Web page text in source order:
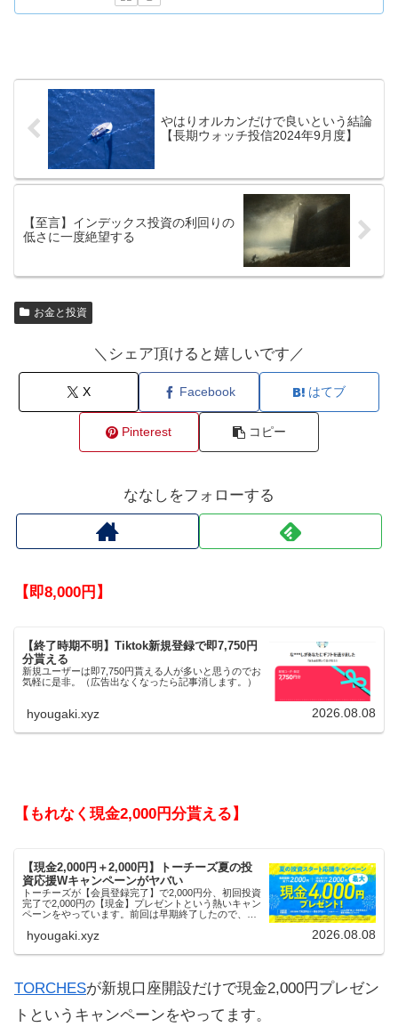
やはりオルカンだけで良いという結論
【長期ウォッチ投信2024年9月度】
【至言】インデックス投資の利回りの
低さに一度絶望する
お金と投資
＼シェア頂けると嬉しいです／
X Facebook はてブ
Pinterest コピー
ななしをフォローする
【即8,000円】
【終了時期不明】Tiktok新規登録で即7,750円
分貰える
新規ユーザーは即7,750円貰える人が多いと思うのでお
気軽に是非。（広告出なくなったら記事消します。）
hyougaki.xyz 2026.08.08
【もれなく現金2,000円分貰える】
【現金2,000円＋2,000円】トーチーズ夏の投
資応援Wキャンペーンがヤバい
トーチーズが【会員登録完了】で2,000円分、初回投資
完了で2,000円の【現金】プレゼントという熱いキャン
ペーンをやっています。前回は早期終了したので、使
hyougaki.xyz 2026.08.08
TORCHESが新規口座開設だけで現金2,000円プレゼン
トというキャンペーンをやってます。